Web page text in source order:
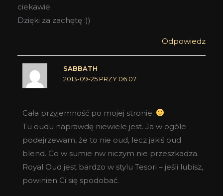
ciekawie.
Dzięki za zachętę :))
Odpowiedz
SABBATH
2013-09-25 PRZY 06:07
Cała przyjemność po mojej stronie.
Tu oudu naprawdę niewiele jest. Ja w ogóle
podejrzewam, że to nie oud, lecz jakiś oud
blend. Co w sumie nw niczym nie przeszkadza.
Royal Oud jest bardzo w stylu Tesori – jeśli lubisz,
powinien Ci się spodobać.